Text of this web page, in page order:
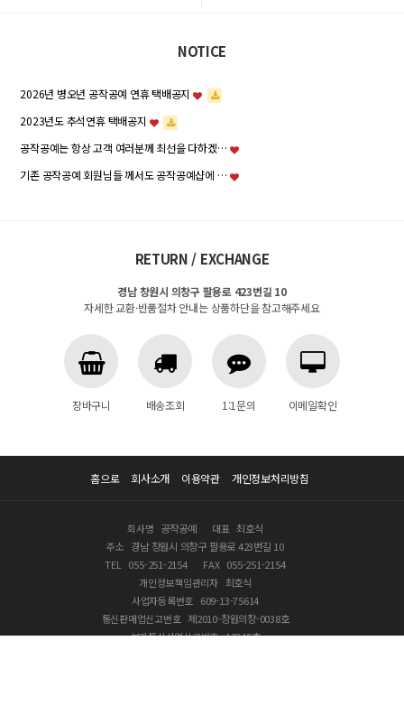
NOTICE
2026년 병오년 공작공예 연휴 택배공지
2023년도 추석연휴 택배공지
공작공예는 항상 고객 여러분께 최선을 다하겠…
기존 공작공예 회원님들 께서도 공작공예샵에 …
RETURN / EXCHANGE
경남 창원시 의창구 팔용로 423번길 10
자세한 교환·반품절차 안내는 상품하단을 참고해주세요
장바구니 배송조회 1:1문의 이메일확인
홈으로 회사소개 이용약관 개인정보처리방침
회사명 공작공예 대표 최호식
주소 경남 창원시 의창구 팔용로 423번길 10
TEL
055-251-2154 FAX 055-251-2154
개인정보책임관리자 최호식
사업자등록번호 609-13-75614
통신판매업신고번호 제2010-창원의창-0038호
부가통신사업신고번호 12345호